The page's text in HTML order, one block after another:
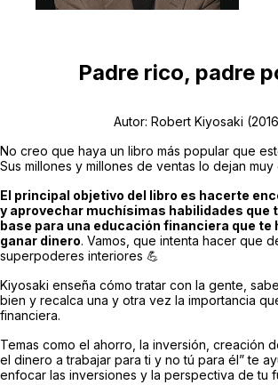
Padre rico, padre
Autor: Robert Kiyosaki
No creo que haya un libro más popular que
Sus millones y millones de ventas lo dejan muy
El principal objetivo del libro es hacerte
y aprovechar muchísimas habilidades que
base para una educación financiera que te
ganar dinero. Vamos, que intenta hacer que
superpoderes interiores 💪
Kiyosaki enseña cómo tratar con la gente,
bien y recalca una y otra vez la importancia
financiera.
Temas como el ahorro, la inversión, creación
el dinero a trabajar para ti y no tú para él” te
enfocar las inversiones y la perspectiva de tu